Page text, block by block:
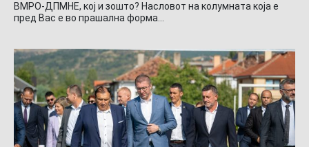
ВМРО-ДПМНЕ, кој и зошто? Насловот на колумната која е
пред Вас е во прашална форма…